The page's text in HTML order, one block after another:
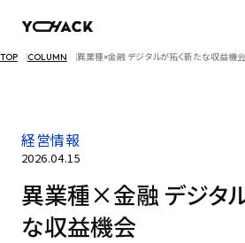
TOP COLUMN 異業種×金融 デジタルが拓く新たな収益機会
経営情報
2026.04.15
異業種×金融 デジタ
な収益機会